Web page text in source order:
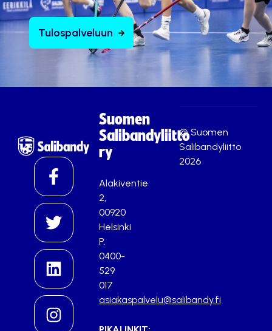
Tulospalveluun
Suomen
Salibandyliitto
ry
Alakiventie
2,
00920
Helsinki
P.
0400-
529
017
asiakaspalvelu@salibandy.fi
© Suomen
Salibandyliitto
2026